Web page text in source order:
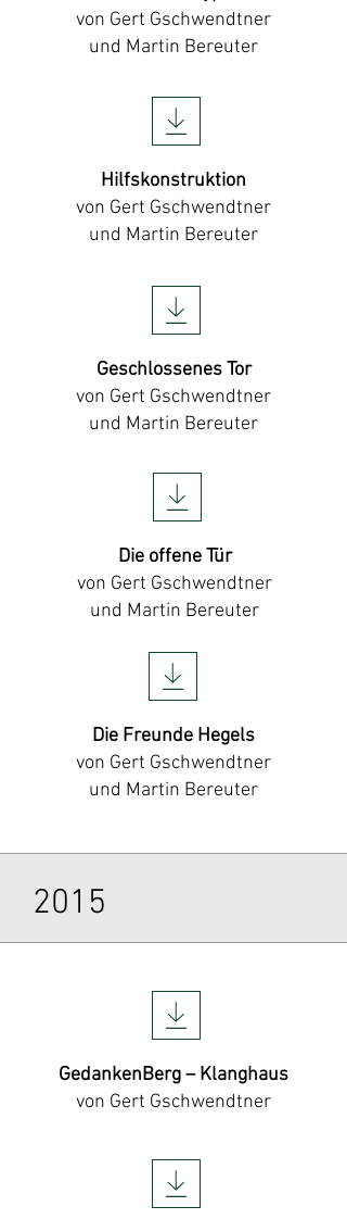
von Gert Gschwendtner
und Martin Bereuter
Hilfskonstruktion
von Gert Gschwendtner
und Martin Bereuter
Geschlossenes Tor
von Gert Gschwendtner
und Martin Bereuter
Die offene Tür
von Gert Gschwendtner
und Martin Bereuter
Die Freunde Hegels
von Gert Gschwendtner
und Martin Bereuter
2015
GedankenBerg – Klanghaus
von Gert Gschwendtner